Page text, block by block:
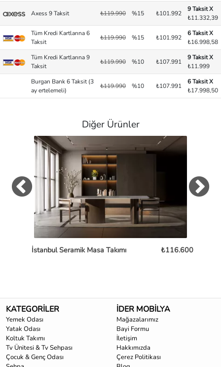
Axess 9 Taksit ₺119.990 %15 ₺101.992
9 Taksit X
₺11.332,39
Tüm Kredi Kartlarına 6
Taksit
₺119.990 %15 ₺101.992
6 Taksit X
₺16.998,58
Tüm Kredi Kartlarına 9
Taksit
₺119.990 %10 ₺107.991
9 Taksit X
₺11.999
Burgan Bank 6 Taksit (3
ay ertelemeli)
₺119.990 %10 ₺107.991
6 Taksit X
₺17.998,50
Diğer Ürünler
İstanbul Seramik Masa Takımı ₺116.600
KATEGORİLER
Yemek Odası
Yatak Odası
Koltuk Takımı
Tv Ünitesi & Tv Sehpası
Çocuk & Genç Odası
İDER MOBİLYA
Mağazalarımız
Bayi Formu
İletişim
Hakkımızda
Çerez Politikası